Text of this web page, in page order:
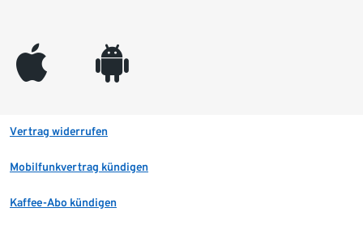
appleinc android
Vertrag widerrufen
Mobilfunkvertrag kündigen
Kaffee-Abo kündigen